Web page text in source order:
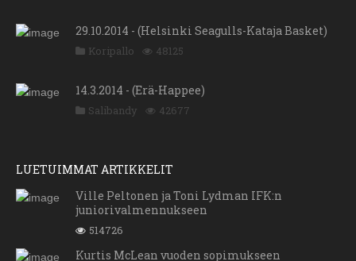
29.10.2014 - (Helsinki Seagulls-Kataja Basket)
Koripallo 48125
14.3.2014 - (Erä-Happee)
Salibandy 42677
LUETUIMMAT ARTIKKELIT
Ville Peltonen ja Toni Lydman IFK:n
juniorivalmennukseen
514726
Kurtis McLean vuoden sopimukseen